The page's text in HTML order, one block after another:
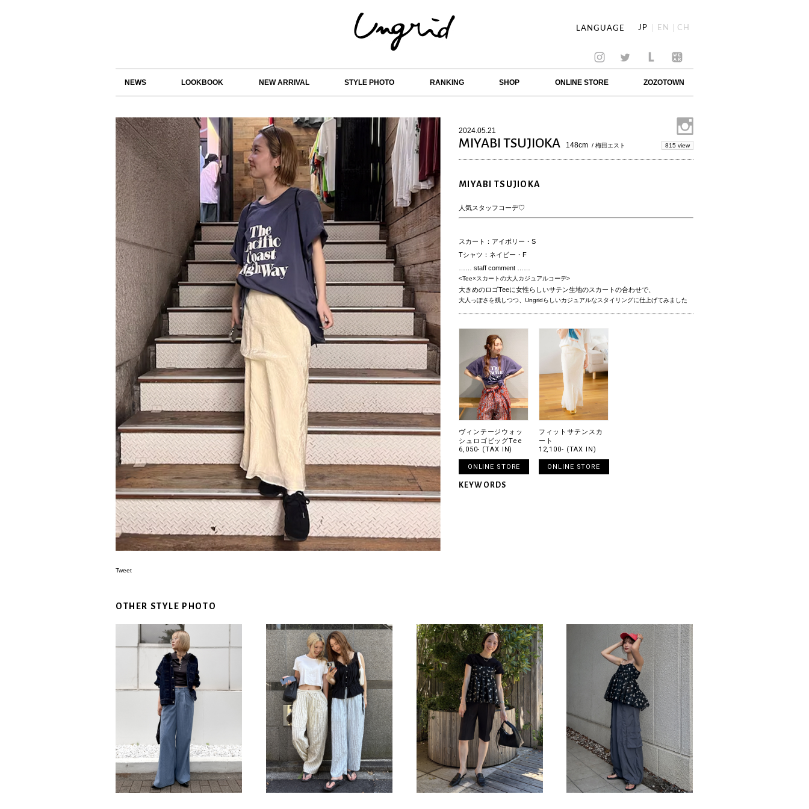
LANGUAGE JP EN CH
NEWS LOOKBOOK NEW ARRIVAL STYLE PHOTO RANKING SHOP ONLINE STORE ZOZOTOWN
Tweet
2024.05.21
MIYABI TSUJIOKA 148cm / 梅田エスト 815 view
MIYABI TSUJIOKA
人気スタッフコーデ♡
スカート：アイボリー・S
Tシャツ：ネイビー・F
…… staff comment ……
<Tee×スカートの大人カジュアルコーデ>
大きめのロゴTeeに女性らしいサテン生地のスカートの合わせで、
大人っぽさを残しつつ、Ungridらしいカジュアルなスタイリングに仕上げてみました
ヴィンテージウォッ
シュロゴビッグTee
6,050- (TAX IN)
ONLINE STORE
フィットサテンスカ
ート
12,100- (TAX IN)
ONLINE STORE
KEYWORDS
OTHER STYLE PHOTO